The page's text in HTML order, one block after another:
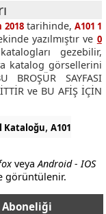
2018tarihinde, A101 1
yazılmıştır ve 0
gezebilir,
katalog görsellerini
SAYFASI
ve BU AFİŞ İÇİN
Kataloğu, A101
veyaAndroid - IOS
görüntülenir.